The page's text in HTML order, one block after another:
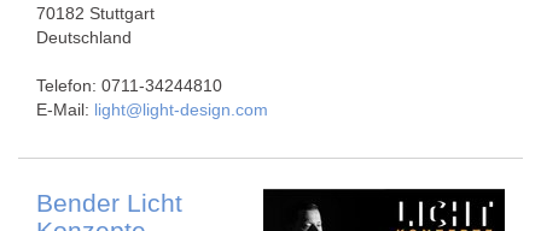
70182 Stuttgart
Deutschland
Telefon: 0711-34244810
E-Mail: light@light-design.com
Bender Licht